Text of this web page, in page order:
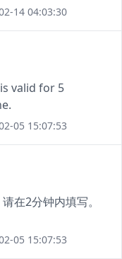
14 04:03:30
valid for 5
05 15:07:53
在2分钟内填写。
05 15:07:53